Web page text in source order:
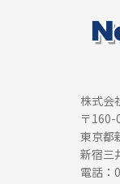
株式会
〒160-
東京都
新宿三
電話：